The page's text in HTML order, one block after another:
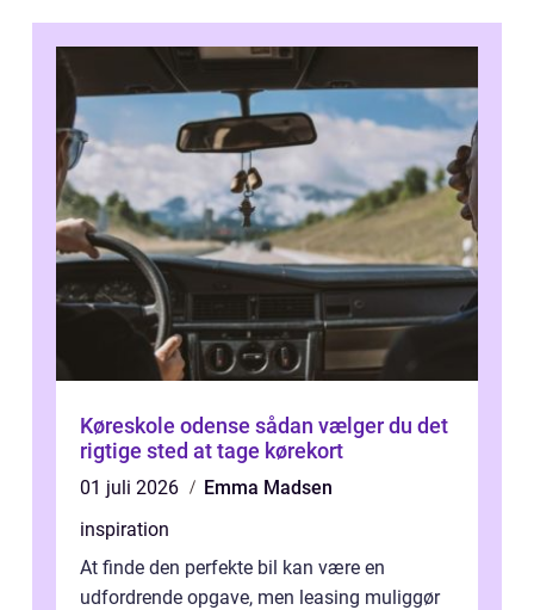
Køreskole odense sådan vælger du det
rigtige sted at tage kørekort
01 juli 2026
Emma Madsen
inspiration
At finde den perfekte bil kan være en
udfordrende opgave, men leasing muliggør